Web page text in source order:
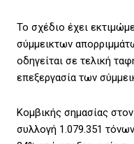
Το σχέδιο έχει
σύμμεικτων
οδηγείται σε τελική
επεξεργασία των
Κομβικής σημασίας
συλλογή 1.079.351